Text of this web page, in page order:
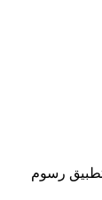
تطبيق رسوم